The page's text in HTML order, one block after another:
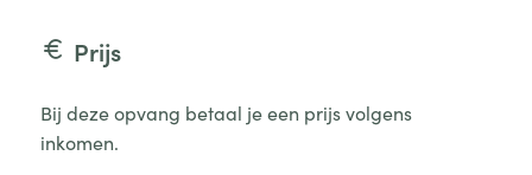
Prijs
Bij deze opvang betaal je een prijs volgens
inkomen.